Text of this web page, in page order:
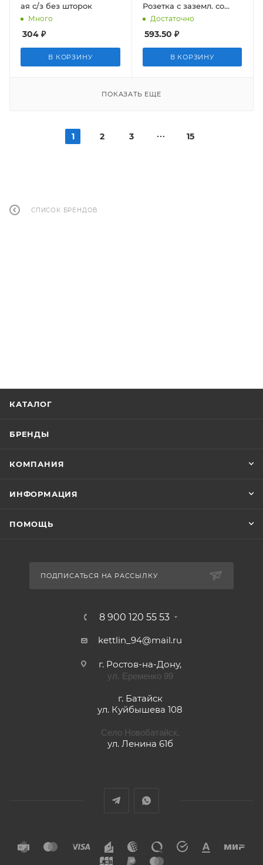
ая с/з без шторок
Много
304 ₽
В КОРЗИНУ
Розетка с заземл. со
шторк. с крышк., 16А,
Достаточно
593.50 ₽
В КОРЗИНУ
ПОКАЗАТЬ ЕЩЕ
1 2 3 15
СПИСОК БРЕНДОВ
КАТАЛОГ
БРЕНДЫ
КОМПАНИЯ
ИНФОРМАЦИЯ
ПОМОЩЬ
ПОДПИСАТЬСЯ НА РАССЫЛКУ
8 900 120 55 53
kettlin_94@mail.ru
г. Ростов-на-Дону,
ул. Еременко 99
г. Батайск
ул. Куйбышева 108
Село Новобатайск,
ул. Ленина 61б